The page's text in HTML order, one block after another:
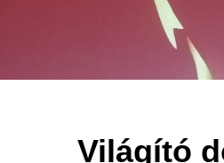
Világító